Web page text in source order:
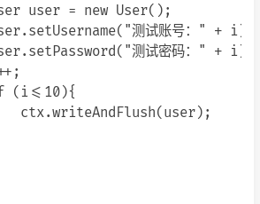
user = new User();
测试账号：" + i);
测试密码：" + i);
(i<=10){
ctx.writeAndFlush(user);